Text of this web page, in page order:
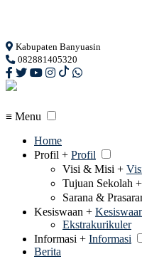
Kabupaten Banyuasin
082881405320
≡ Menu
Home
Profil + Profil
Visi & Misi +
Tujuan Sekolah +
Sarana &
Kesiswaan +
Ekstrakurikuler
Informasi + Informasi
Berita